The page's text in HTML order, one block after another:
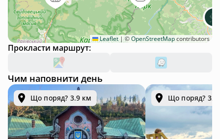
Leaflet |©OpenStreetMapcontributors
Прокласти маршрут:
Чим наповнити день
Що поряд? 3.9 км Що поряд?